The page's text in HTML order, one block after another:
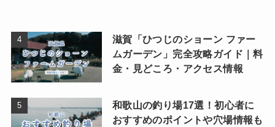
滋賀「ひつじのショーン ファー
ムガーデン」完全攻略ガイド｜料
金・見どころ・アクセス情報
和歌山の釣り場17選！初心者に
おすすめのポイントや穴場情報も